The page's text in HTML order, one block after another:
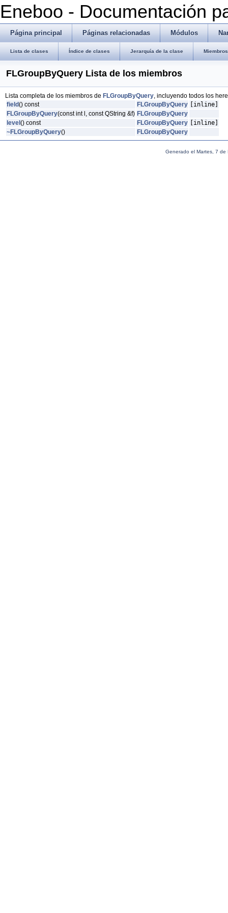
Eneboo - Documentación
Página principal Páginas relacionadas Módulos
Lista de clases Índice de clases Jerarquía de la clase
FLGroupByQuery Lista de los miembros
Lista completa de los miembros de FLGroupByQuery, incluyendo todos los
field() const FLGroupByQuery
[inline]
FLGroupByQuery(const int l, const QString &f) FLGroupByQuery
level () const FLGroupByQuery
[inline]
~FLGroupByQuery() FLGroupByQuery
Generado el Martes, 7